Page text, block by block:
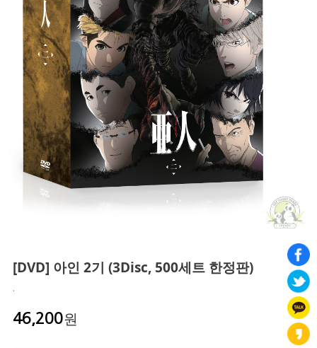
[DVD] 아인 2기 (3Disc, 500세트 한정판)
.
46,200원